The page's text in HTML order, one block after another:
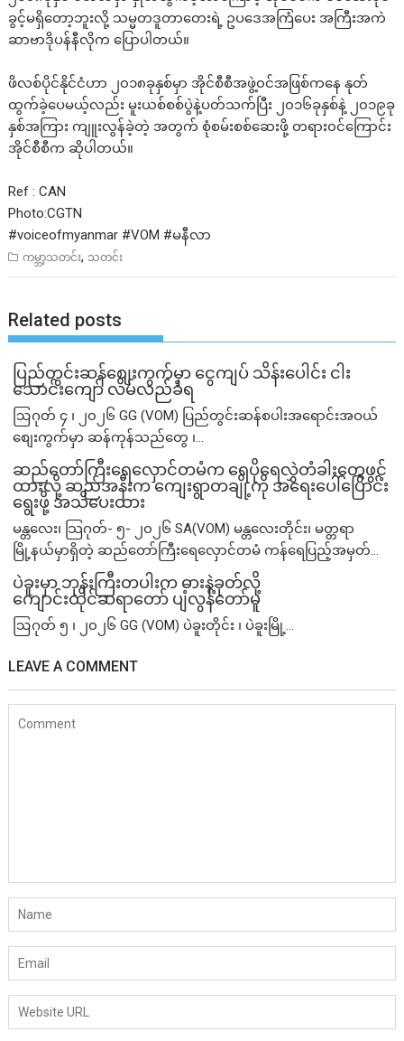
ခွင့်မရှိတော့ဘူးလို့ သမ္မတဒူတာတေးရဲ့ ဥပဒေအကြံပေး အကြီးအကဲ
ဆာဗာဒိုပန်နီလိုက ပြောပါတယ်။
ဖိလစ်ပိုင်နိုင်ငံဟာ ၂၀၁၈ခုနှစ်မှာ အိုင်စီစီအဖွဲ့၀င်အဖြစ်ကနေ နုတ်
ထွက်ခဲ့ပေမယ့်လည်း မူးယစ်စစ်ပွဲနဲ့ပတ်သက်ပြီး ၂၀၁၆ခုနှစ်နဲ့ ၂၀၁၉ခု
နှစ်အကြား ကျူးလွန်ခဲ့တဲ့ အတွက် စုံစမ်းစစ်ဆေးဖို့ တရား၀င်ကြောင်း
အိုင်စီစီက ဆိုပါတယ်။
Ref : CAN
Photo:CGTN
#voiceofmyanmar #VOM #မနီလာ
ကမ္ဘာ့သတင်း, သတင်း
Related posts
ပြည်တွင်းဆန်စျေးကွက်မှာ ငွေကျပ် သိန်းပေါင်း ငါး​
သောင်းကျော် လိမ်လည်ခံရ
ဩဂုတ် ၄ ၊ ၂၀၂၆ GG (VOM) ပြည်တွင်းဆန်စပါးအရောင်းအဝယ်
စျေးကွက်မှာ ဆန်ကုန်သည်တွေ ၊...
ဆည်တော်ကြီးရေလှောင်တမံက ရေပိုရေလွှဲတံခါးတွေဖွင့်
ထားလို့ ဆည်အနီးက ကျေးရွာတချို့ကို အရေးပေါ်ပြောင်း
ရွေးဖို့ အသိပေးထား
မန္တလေး၊ သြဂုတ်- ၅- ၂၀၂၆ SA(VOM) မန္တလေးတိုင်း၊ မတ္တရာ
မြို့နယ်မှာရှိတဲ့ ဆည်တော်ကြီးရေလှောင်တမံ ကန်ရေပြည့်အမှတ်...
ပဲခူးမှာ ဘုန်းကြီးတပါးက ဓားနဲ့ခုတ်လို့
ကျောင်းထိုင်ဆရာတော် ပျံလွန်တော်မူ
ဩဂုတ် ၅ ၊ ၂၀၂၆ GG (VOM) ပဲခူးတိုင်း ၊ ပဲခူးမြို့...
LEAVE A COMMENT